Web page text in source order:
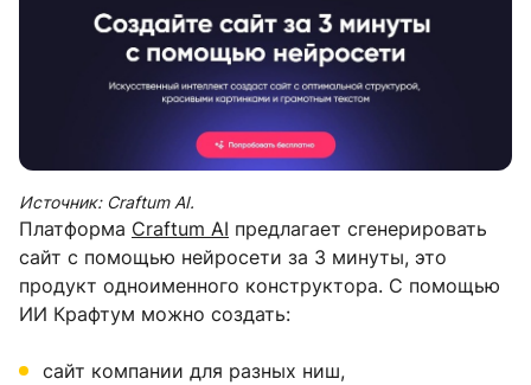
Источник: Craftum AI.
Платформа Craftum AI предлагает сгенерировать
сайт с помощью нейросети за 3 минуты, это
продукт одноименного конструктора. С помощью
ИИ Крафтум можно создать:
сайт компании для разных ниш,